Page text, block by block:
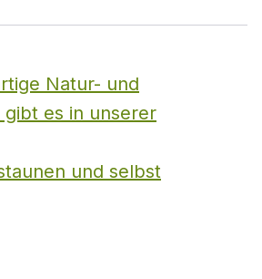
Natur- und
es in unserer
und selbst